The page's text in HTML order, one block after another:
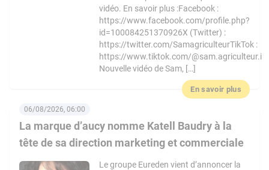
vidéo. En savoir plus :Facebook :
https://www.facebook.com/profile.php?
id=100084251370926X (Twitter) :
https://twitter.com/SamagriculteurTikTok :
https://www.tiktok.com/@sam.agriculteur.i
Nouvelle vidéo de Sam, […]
En savoir plus
La marque d’aucy nomme Katell Baudry à la
tête de sa direction marketing et commerciale
06/08/2026, 06:00
Le groupe Eureden vient d’annoncer la